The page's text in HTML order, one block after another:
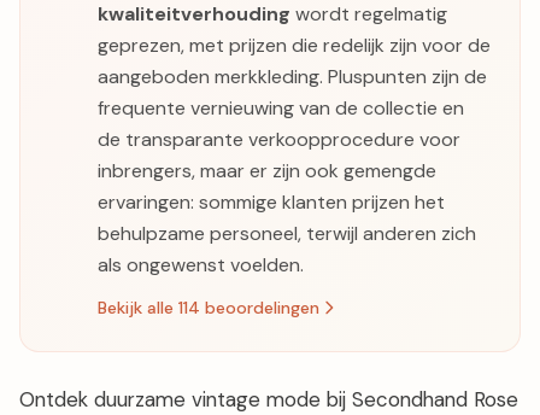
kwaliteitverhouding wordt regelmatig
geprezen, met prijzen die redelijk zijn voor de
aangeboden merkkleding. Pluspunten zijn de
frequente vernieuwing van de collectie en
de transparante verkoopprocedure voor
inbrengers, maar er zijn ook gemengde
ervaringen: sommige klanten prijzen het
behulpzame personeel, terwijl anderen zich
als ongewenst voelden.
Bekijk alle 114 beoordelingen
Ontdek duurzame vintage mode bij Secondhand Rose